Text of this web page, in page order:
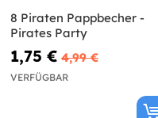
8 Piraten Pappbecher -
Pirates Party
1,75 € 4,99 €
VERFÜGBAR